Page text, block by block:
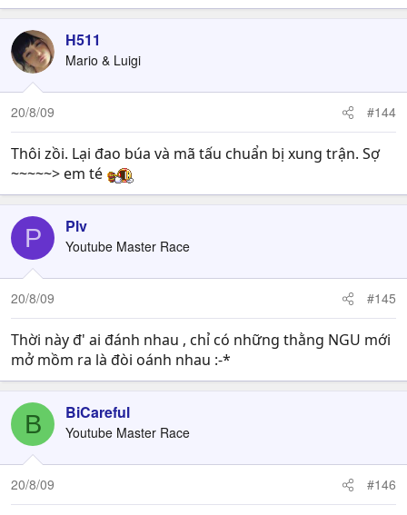
H511
Mario & Luigi
20/8/09 #144
Thôi zồi. Lại đao búa và mã tấu chuẩn bị xung trận. Sợ
~~~~~> em té
P Plv
Youtube Master Race
20/8/09 #145
Thời này đ' ai đánh nhau , chỉ có những thằng NGU mới
mở mồm ra là đòi oánh nhau :-*
B BiCareful
Youtube Master Race
20/8/09 #146